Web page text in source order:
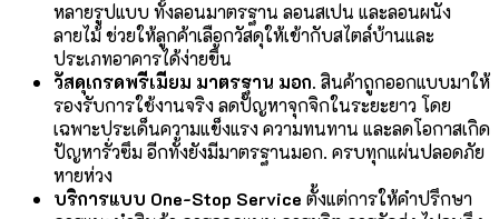
หลายรูปแบบ ทั้งลอนมาตรฐาน ลอนสเปน และลอนผนัง
ลายไม้ ช่วยให้ลูกค้าเลือกวัสดุให้เข้ากับสไตล์บ้านและ
ประเภทอาคารได้ง่ายขึ้น
วัสดุเกรดพรีเมียม มาตรฐาน มอก. สินค้าถูกออกแบบมาให้
รองรับการใช้งานจริง ลดปัญหาจุกจิกในระยะยาว โดย
เฉพาะประเด็นความแข็งแรง ความทนทาน และลดโอกาสเกิด
ปัญหารั่วซึม อีกทั้งยังมีมาตรฐานมอก. ครบทุกแผ่นปลอดภัย
หายห่วง
บริการแบบ One-Stop Service ตั้งแต่การให้คำปรึกษา